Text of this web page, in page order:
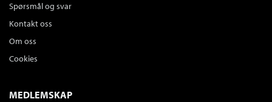
Spørsmål og svar
Kontakt oss
Om oss
Cookies
MEDLEMSKAP